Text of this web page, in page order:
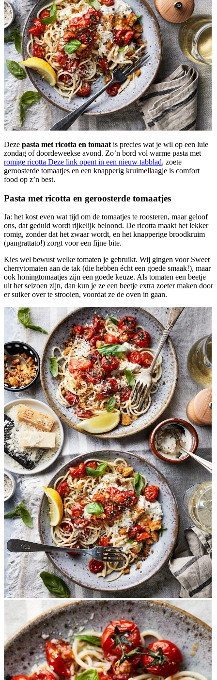
Deze pasta met ricotta en tomaat is precies wat je wil op een luie
zondag of doordeweekse avond. Zo’n bord vol warme pasta met
romige ricotta Deze link opent in een nieuw tabblad, zoete
geroosterde tomaatjes en een knapperig kruimellaagje is comfort
food op z’n best.
Pasta met ricotta en geroosterde tomaatjes
Ja: het kost even wat tijd om de tomaatjes te roosteren, maar geloof
ons, dat geduld wordt rijkelijk beloond. De ricotta maakt het lekker
romig, zonder dat het zwaar wordt, en het knapperige broodkruim
(pangrattato!) zorgt voor een fijne bite.
Kies wel bewust welke tomaten je gebruikt. Wij gingen voor Sweet
cherrytomaten aan de tak (die hebben écht een goede smaak!), maar
ook honingtomaatjes zijn een goede keuze. Als tomaten een beetje
uit het seizoen zijn, dan kun je ze een beetje extra zoeter maken door
er suiker over te strooien, voordat ze de oven in gaan.